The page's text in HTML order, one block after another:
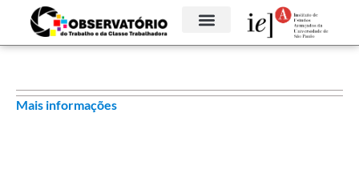
Mais informações